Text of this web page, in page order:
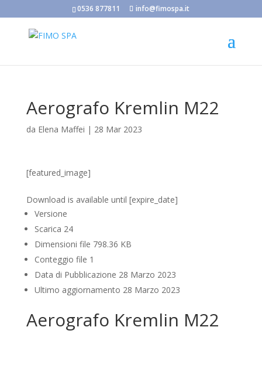
0536 877811 info@fimospa.it
Aerografo Kremlin M22
da Elena Maffei | 28 Mar 2023
[featured_image]
Download is available until [expire_date]
Versione
Scarica 24
Dimensioni file 798.36 KB
Conteggio file 1
Data di Pubblicazione 28 Marzo 2023
Ultimo aggiornamento 28 Marzo 2023
Aerografo Kremlin M22